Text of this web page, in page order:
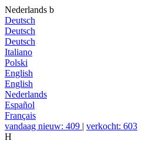
Nederlands b
Deutsch
Deutsch
Deutsch
Italiano
Polski
English
English
Nederlands
Español
Français
vandaag nieuw: 409 | verkocht: 603
H